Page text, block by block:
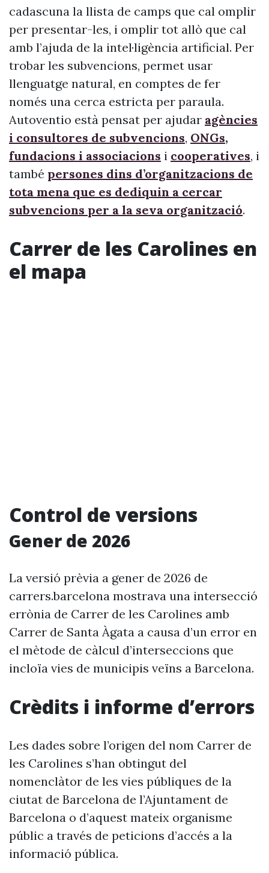
cadascuna la llista de camps que cal omplir
per presentar-les, i omplir tot allò que cal
amb l’ajuda de la intel·ligència artificial. Per
trobar les subvencions, permet usar
llenguatge natural, en comptes de fer
només una cerca estricta per paraula.
Autoventio està pensat per ajudar agències
i consultores de subvencions, ONGs,
fundacions i associacions i cooperatives, i
també persones dins d’organitzacions de
tota mena que es dediquin a cercar
subvencions per a la seva organització.
Carrer de les Carolines en
el mapa
Control de versions
Gener de 2026
La versió prèvia a gener de 2026 de
carrers.barcelona mostrava una intersecció
errònia de Carrer de les Carolines amb
Carrer de Santa Àgata a causa d’un error en
el mètode de càlcul d’interseccions que
incloïa vies de municipis veïns a Barcelona.
Crèdits i informe d’errors
Les dades sobre l’origen del nom Carrer de
les Carolines s’han obtingut del
nomenclàtor de les vies públiques de la
ciutat de Barcelona de l’Ajuntament de
Barcelona o d’aquest mateix organisme
públic a través de peticions d’accés a la
informació pública.